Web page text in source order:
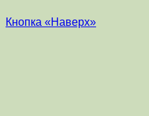
Кнопка «Наверх»